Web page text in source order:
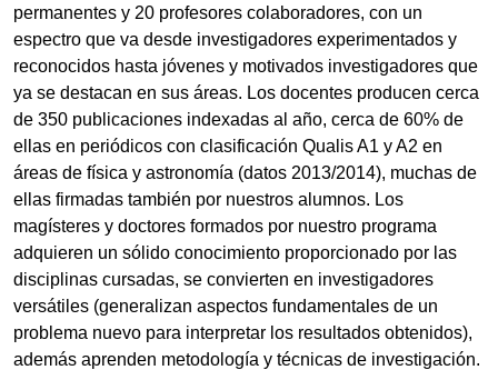
permanentes y 20 profesores colaboradores, con un
espectro que va desde investigadores experimentados y
reconocidos hasta jóvenes y motivados investigadores que
ya se destacan en sus áreas. Los docentes producen cerca
de 350 publicaciones indexadas al año, cerca de 60% de
ellas en periódicos con clasificación Qualis A1 y A2 en
áreas de física y astronomía (datos 2013/2014), muchas de
ellas firmadas también por nuestros alumnos. Los
magísteres y doctores formados por nuestro programa
adquieren un sólido conocimiento proporcionado por las
disciplinas cursadas, se convierten en investigadores
versátiles (generalizan aspectos fundamentales de un
problema nuevo para interpretar los resultados obtenidos),
además aprenden metodología y técnicas de investigación.